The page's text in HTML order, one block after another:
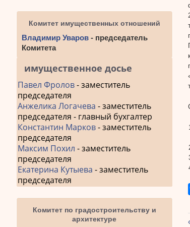
Комитет имущественных отношений
Владимир Уваров - председатель
Комитета
имущественное досье
Павел Фролов- заместитель
председателя
Анжелика Логачева - заместитель
председателя - главный бухгалтер
Константин Марков- заместитель
председателя
Максим Похил - заместитель
председателя
Екатерина Кутыева - заместитель
председателя
Комитет по градостроительству и
архитектуре